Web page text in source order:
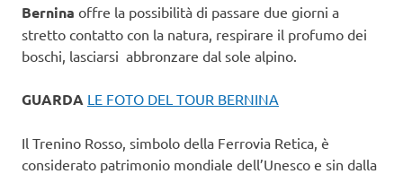
Bernina offre la possibilità di passare due giorni a
stretto contatto con la natura, respirare il profumo dei
boschi, lasciarsi abbronzare dal sole alpino.
GUARDA LE FOTO DEL TOUR BERNINA
Il Trenino Rosso, simbolo della Ferrovia Retica, è
considerato patrimonio mondiale dell’Unesco e sin dalla